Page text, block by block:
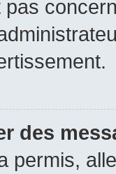
pas
des
permis,